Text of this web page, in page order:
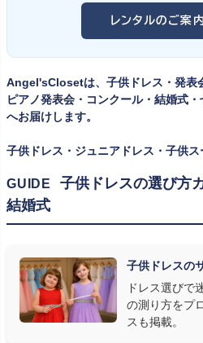
舞台上で最も美しく見えるのは、お
イズのドレス・スーツです。「大きめ
何よりお子様を輝かせます。レンタル
ズを遠慮なく選べるのが最大のメリッ
② 舞台で映える色・楽器に合うデザ
発表会の舞台は照明が強く、客席か
ます。ネイビー・ブラック・深みのあ
す。またピアノ演奏なら落ち着いたシ
ロ演奏なら華やかで視線を集めるデ
なら衣装同士が調和するクラシカル
けと、シーンで使い分けるのがおすす
ツ・タキシード一覧
レンタルのご案
Angel'sClosetは、子供ドレス・発表
ピアノ発表会・コンクール・結婚式
へお届けします。
子供ドレス・ジュニアドレス・子供
GUIDE
子供ドレスの選び方
結婚式
子供ドレスの
ドレス選びで
の測り方をプ
スも掲載。